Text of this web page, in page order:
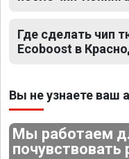
Где сделать чип
Ecoboost в
Вы не узнаете ваш
Мы работаем
почувствовать